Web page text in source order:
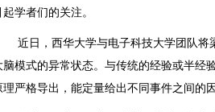
起学者们的关注。
近日，西华大学与电子科技大学团队将
脑模式的异常状态。与传统的经验或半经
理严格导出，能定量给出不同事件之间的